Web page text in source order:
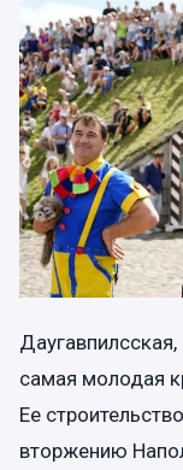
самая молодая
Ее
вторжению